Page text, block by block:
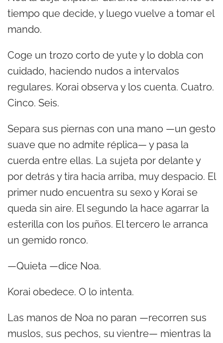
tiempo que decide, y luego vuelve a tomar el
mando.
Coge un trozo corto de yute y lo dobla con
cuidado, haciendo nudos a intervalos
regulares. Korai observa y los cuenta. Cuatro.
Cinco. Seis.
Separa sus piernas con una mano —un gesto
suave que no admite réplica— y pasa la
cuerda entre ellas. La sujeta por delante y
por detrás y tira hacia arriba, muy despacio. El
primer nudo encuentra su sexo y Korai se
queda sin aire. El segundo la hace agarrar la
esterilla con los puños. El tercero le arranca
un gemido ronco.
—Quieta —dice Noa.
Korai obedece. O lo intenta.
Las manos de Noa no paran —recorren sus
muslos, sus pechos, su vientre— mientras la